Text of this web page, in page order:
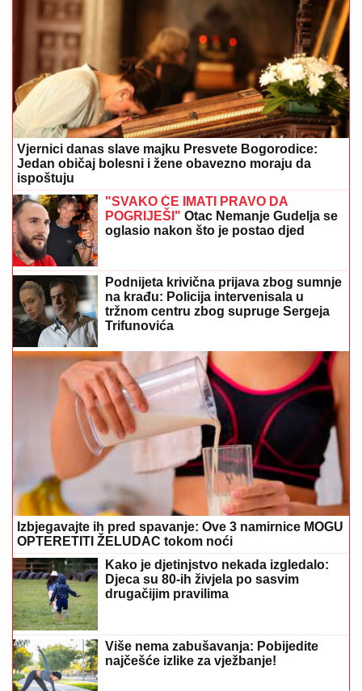
Vjernici danas slave majku Presvete Bogorodice:
Jedan običaj bolesni i žene obavezno moraju da
ispoštuju
"SVAKO ĆE IMATI PRAVO DA
POGRIJEŠI" Otac Nemanje Gudelja se
oglasio nakon što je postao djed
Podnijeta krivična prijava zbog sumnje
na krađu: Policija intervenisala u
tržnom centru zbog supruge Sergeja
Trifunovića
Izbjegavajte ih pred spavanje: Ove 3 namirnice MOGU
OPTERETITI ŽELUDAC tokom noći
Kako je djetinjstvo nekada izgledalo:
Djeca su 80-ih živjela po sasvim
drugačijim pravilima
Više nema zabušavanja: Pobijedite
najčešće izlike za vježbanje!